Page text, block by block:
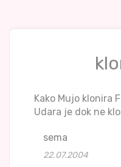
Kako Mujo klonira
Udara je dok ne
sema
22.07.2004